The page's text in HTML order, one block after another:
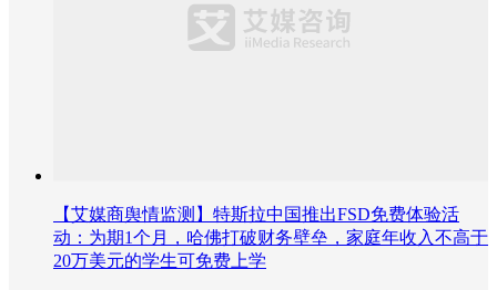
【艾媒商舆情监测】特斯拉中国推出FSD免费体验活
动：为期1个月，哈佛打破财务壁垒，家庭年收入不高于
20万美元的学生可免费上学